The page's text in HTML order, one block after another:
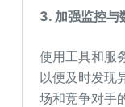
3. 加强监控与
使用工具和服
以便及时发现
场和竞争对手